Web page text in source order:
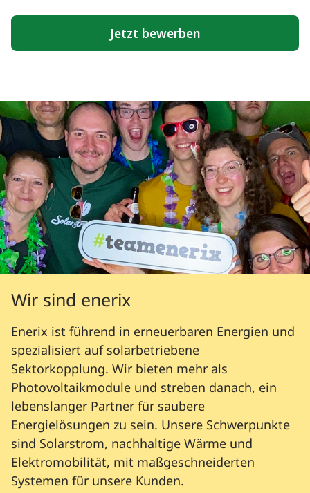
Wir sind enerix
Enerix ist führend in erneuerbaren Energien und
spezialisiert auf solarbetriebene
Sektorkopplung. Wir bieten mehr als
Photovoltaikmodule und streben danach, ein
lebenslanger Partner für saubere
Energielösungen zu sein. Unsere Schwerpunkte
sind Solarstrom, nachhaltige Wärme und
Elektromobilität, mit maßgeschneiderten
Systemen für unsere Kunden.